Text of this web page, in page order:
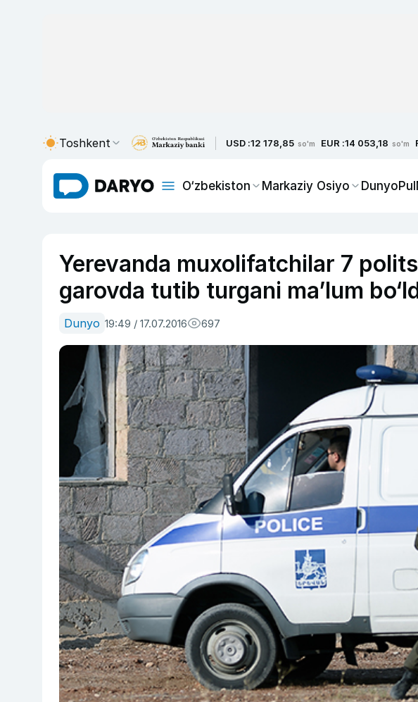
Toshkent USD :12 178,85 so'm EUR :14 053,18 so'm
O‘zbekiston Markaziy Osiyo DunyoPul
Yerevanda muxolifatchilar 7
garovda tutib turgani ma’lum
Dunyo 19:49 / 17.07.2016 697